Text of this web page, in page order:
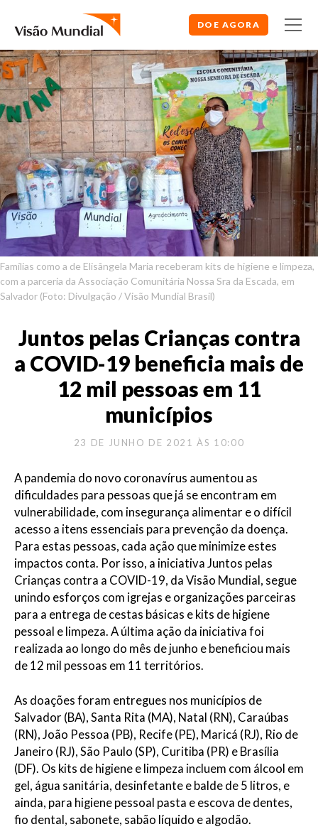
DOE AGORA
Famílias como a de Elisângela Maria receberam kits de higiene e limpeza,
com a parceria da Associação Comunitária Nossa Sra da Escada, em
Salvador (Foto: Divulgação / Visão Mundial Brasil)
Juntos pelas Crianças contra
a COVID-19 beneficia mais de
12 mil pessoas em 11
municípios
23 DE JUNHO DE 2021 ÀS 10:00
A pandemia do novo coronavírus aumentou as
dificuldades para pessoas que já se encontram em
vulnerabilidade, com insegurança alimentar e o difícil
acesso a itens essenciais para prevenção da doença.
Para estas pessoas, cada ação que minimize estes
impactos conta. Por isso, a iniciativa Juntos pelas
Crianças contra a COVID-19, da Visão Mundial, segue
unindo esforços com igrejas e organizações parceiras
para a entrega de cestas básicas e kits de higiene
pessoal e limpeza. A última ação da iniciativa foi
realizada ao longo do mês de junho e beneficiou mais
de 12 mil pessoas em 11 territórios.
As doações foram entregues nos municípios de
Salvador (BA), Santa Rita (MA), Natal (RN), Caraúbas
(RN), João Pessoa (PB), Recife (PE), Maricá (RJ), Rio de
Janeiro (RJ), São Paulo (SP), Curitiba (PR) e Brasília
(DF). Os kits de higiene e limpeza incluem com álcool em
gel, água sanitária, desinfetante e balde de 5 litros, e
ainda, para higiene pessoal pasta e escova de dentes,
fio dental, sabonete, sabão líquido e algodão.